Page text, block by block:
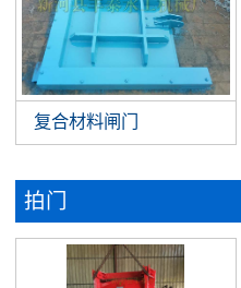
复合材料闸门
拍门